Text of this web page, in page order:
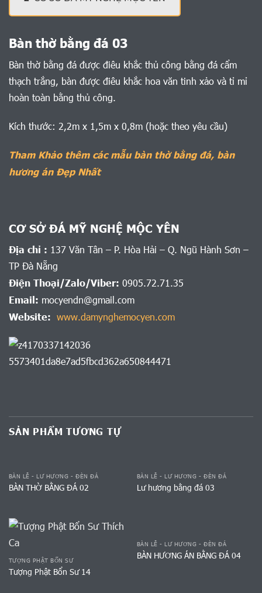
Bàn thờ bằng đá 03
Bàn thờ bằng đá được điêu khắc thủ công bằng đá cẩm
thạch trắng, bàn được điêu khắc hoa văn tinh xảo và tỉ mỉ
hoàn toàn bằng thủ công.
Kích thước: 2,2m x 1,5m x 0,8m (hoặc theo yêu cầu)
Tham Khảo thêm các mẫu bàn thờ bằng đá, bàn
hương án Đẹp Nhất
CƠ SỞ ĐÁ MỸ NGHỆ MỘC YÊN
Địa chỉ : 137 Văn Tân – P. Hòa Hải – Q. Ngũ Hành Sơn –
TP Đà Nẵng
Điện Thoại/Zalo/Viber: 0905.72.71.35
Email: mocyendn@gmail.com
Website: www.damynghemocyen.com
SẢN PHẨM TƯƠNG TỰ
BÀN LỄ - LƯ HƯƠNG - ĐÈN ĐÁ
BÀN THỜ BẰNG ĐÁ 02
BÀN LỄ - LƯ HƯƠNG - ĐÈN ĐÁ
Lư hương bằng đá 03
TƯỢNG PHẬT BỔN SƯ
Tượng Phật Bổn Sư 14
BÀN LỄ - LƯ HƯƠNG - ĐÈN ĐÁ
BÀN HƯƠNG ÁN BẰNG ĐÁ 04